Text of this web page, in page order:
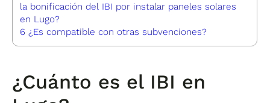
la bonificación del IBI por instalar paneles solares
en Lugo?
6 ¿Es compatible con otras subvenciones?
¿Cuánto es el IBI en